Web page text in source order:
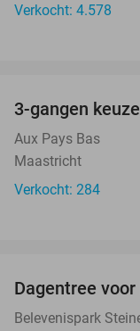
Verkocht: 4.578
3-gangen
Aux Pays Bas
Maastricht
Verkocht: 284
Dagentree
Belevenispark